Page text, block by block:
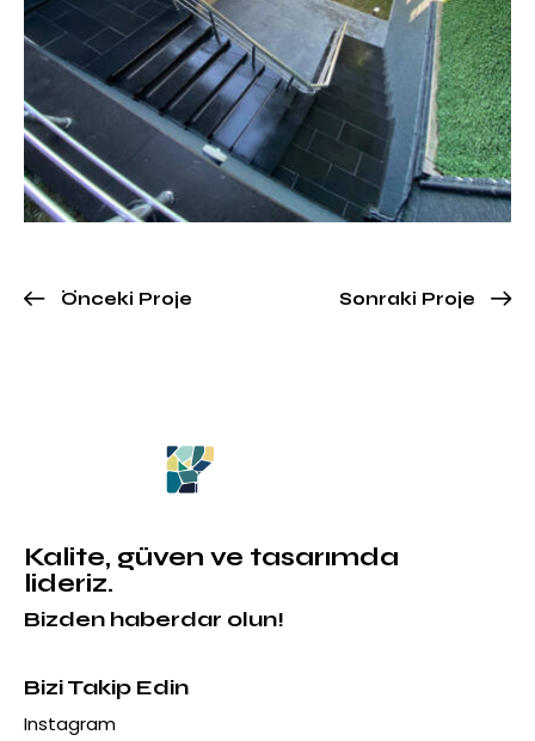
Önceki Proje Sonraki Proje
Kalite, güven ve tasarımda
lideriz.
Bizden haberdar olun!
Bizi Takip Edin
Instagram